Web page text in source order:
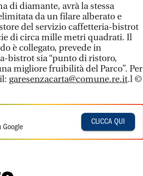
di diamante, avrà la stessa
da un filare alberato e
del servizio caffetteria-bistrot
di circa mille metri quadrati. Il
è collegato, prevede in
bistrot sia “punto di ristoro,
migliore fruibilità del Parco”. Per
garesenzacarta@comune.re.it.l ©
Google
CLICCA QUI